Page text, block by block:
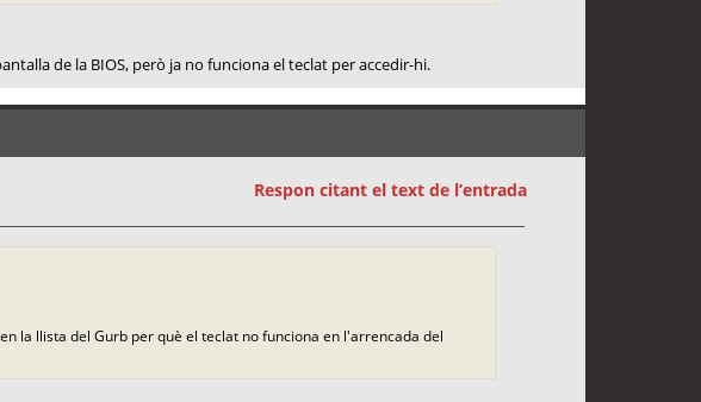
de la BIOS, però ja no funciona el teclat per accedir-hi.
Respon citant el text de l’entrada
la llista del Gurb per què el teclat no funciona en l'arrencada del